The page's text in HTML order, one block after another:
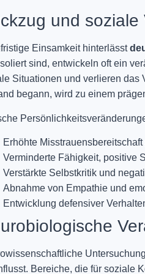
und soziale
Einsamkeit hinterlässt
sind, entwickeln oft ein
Situationen und verlieren das
begann, wird zu einem
Erhöhte
Verminderte Fähigkeit, positive
Verstärkte Selbstkritik und
Abnahme von Empathie und
Entwicklung defensiver
Bereiche, die für soziale